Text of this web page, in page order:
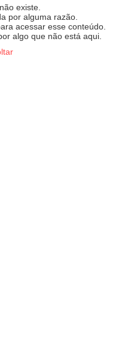
existe.
por alguma razão.
acessar esse conteúdo.
algo que não está aqui.